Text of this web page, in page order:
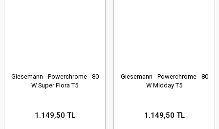
Giesemann - Powerchrome - 80
W Super Flora T5
1.149,50 TL
Giesemann - Powerchrome - 80
W Midday T5
1.149,50 TL